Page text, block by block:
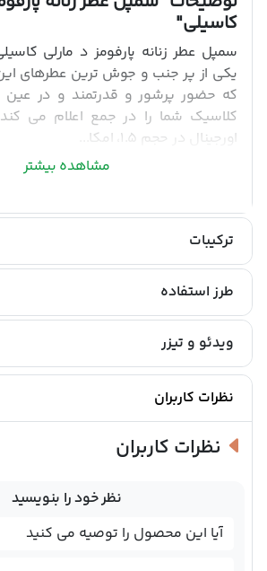
کاسیلی"
سمپل عطر زنانه پارفومز د مارلی
یکی از پر جنب و جوش ترین عطرهای
که حضور پرشور و قدرتمند و در عین
کلاسیک شما را در جمع اعلام می
اورجینال در حجم 1.5، امکا...
مشاهده بیشتر
ترکیبات
طرز استفاده
ویدئو و تیزر
نظرات کاربران
نظرات کاربران
نظر خود را بنویسید